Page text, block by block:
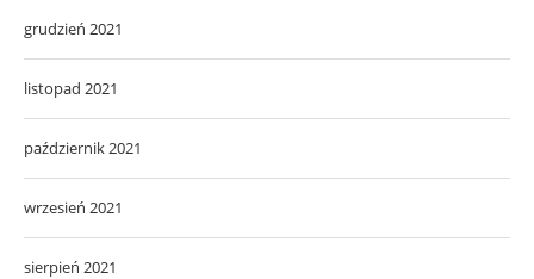
grudzień 2021
listopad 2021
październik 2021
wrzesień 2021
sierpień 2021